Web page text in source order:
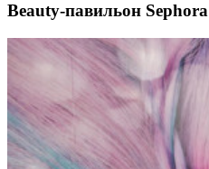
Beauty-павильон Sephora